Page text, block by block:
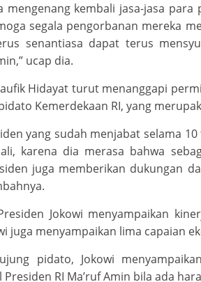
mengenang kembali jasa-jasa
segala pengorbanan mereka
senantiasa dapat terus
ucap dia.
Hidayat turut menanggapi
Kemerdekaan RI, yang
yang sudah menjabat selama
karena dia merasa bahwa
juga memberikan dukungan
Jokowi menyampaikan
juga menyampaikan lima capaian
pidato, Jokowi
Presiden RI Ma’ruf Amin bila ada